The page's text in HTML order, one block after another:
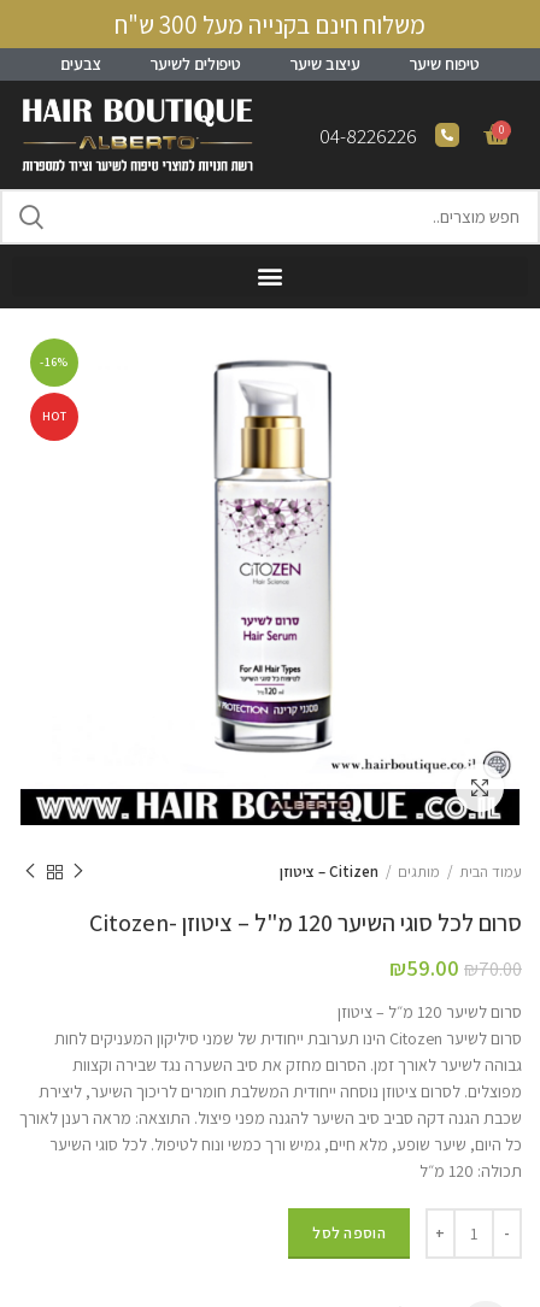
משלוח חינם בקנייה מעל 300 ש"ח
טיפוח שיער עיצוב שיער טיפולים לשיער צבעים
0
04-8226226
-16%
HOT
Click to enlarge
עמוד הבית מותגים Citizen – ציטוזן
סרום לכל סוגי השיער 120 מ"ל – ציטוזן -Citozen
₪70.00
₪59.00
סרום לשיער 120 מ״ל – ציטוזן
סרום לשיער Citozen הינו תערובת ייחודית של שמני סיליקון המעניקים לחות
גבוהה לשיער לאורך זמן. הסרום מחזק את סיב השערה נגד שבירה וקצוות
מפוצלים. לסרום ציטוזן נוסחה ייחודית המשלבת חומרים לריכוך השיער, ליצירת
שכבת הגנה דקה סביב סיב השיער להגנה מפני פיצול. ‏התוצאה: מראה רענן לאורך
כל היום, שיער שופע, מלא חיים, גמיש ורך כמשי ונוח לטיפול. לכל סוגי השיער
תכולה: 120 מ״ל
הוספה לסל